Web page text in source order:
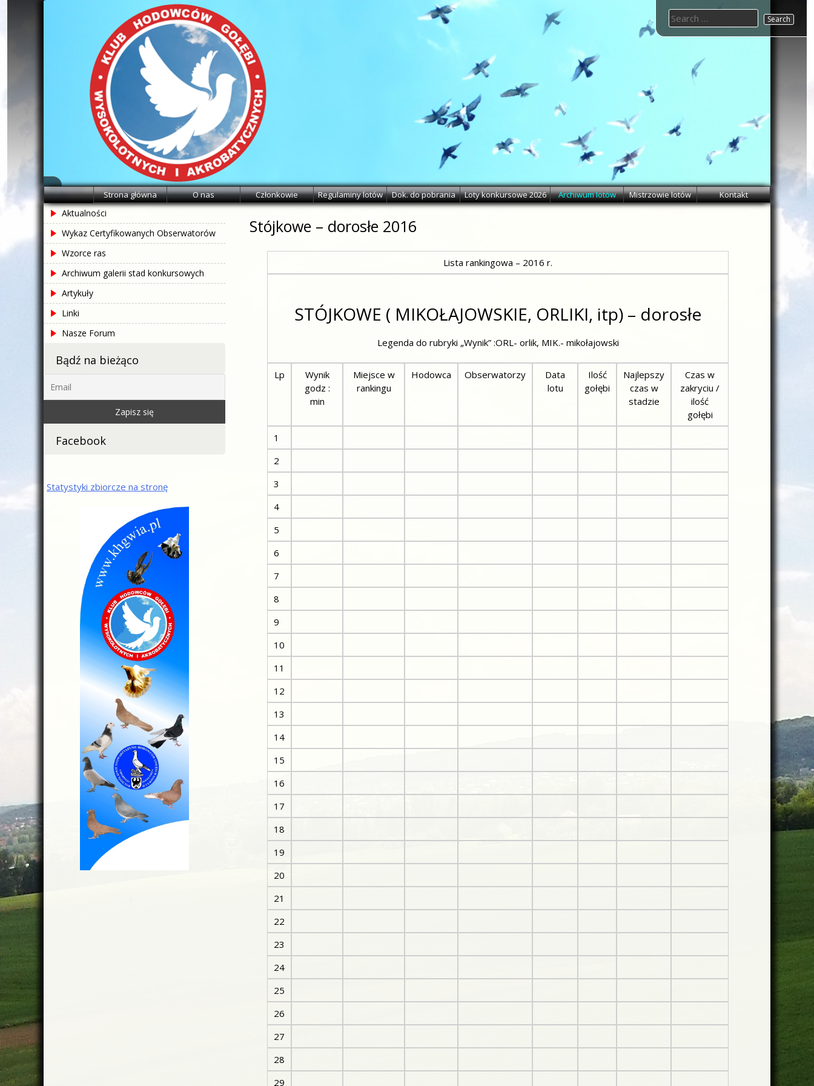
KHGWIA.PL
Klub
hodowców
gołębi
wysokolotnych
i
akrobatycznych
Strona główna O nas Członkowie Regulaminy lotów Dok. do pobrania Loty konkursowe 2026 Archiwum lotów Mistrzowie lotów Kontakt
Search
for:
Stójkowe – dorosłe 2016
Lista rankingowa – 2016 r.
STÓJKOWE ( MIKOŁAJOWSKIE, ORLIKI, itp) – dorosłe
Legenda do rubryki „Wynik” :ORL- orlik, MIK.- mikołajowski
Lp
Wynik
godz :
min
Miejsce w
rankingu
Hodowca Obserwatorzy
Data
lotu
Ilość
gołębi
Najlepszy
czas w
stadzie
Czas w
zakryciu /
ilość
gołębi
1
2
3
4
5
6
7
8
9
10
11
12
13
14
15
16
17
18
19
20
21
22
23
24
25
26
27
28
29
Aktualności
Wykaz Certyfikowanych Obserwatorów
Wzorce ras
Archiwum galerii stad konkursowych
Artykuły
Linki
Nasze Forum
Bądź na bieżąco
Facebook
Statystyki zbiorcze na stronę